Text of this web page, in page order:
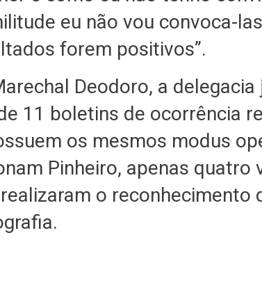
eu não vou convoca-
forem positivos”.
Deodoro, a
11 boletins de ocorrência
os mesmos modus
Pinheiro, apenas quatro
o reconhecimento